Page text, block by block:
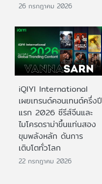
26 กรกฎาคม 2026
iQIYI International
เผยเทรนด์คอนเทนต์ครึ่งปี
แรก 2026 ซีรีส์จีนและ
ไมโครดราม่าขึ้นแท่นสอง
ขุมพลังหลัก ดันการ
เติบโตทั่วโลก
22 กรกฎาคม 2026